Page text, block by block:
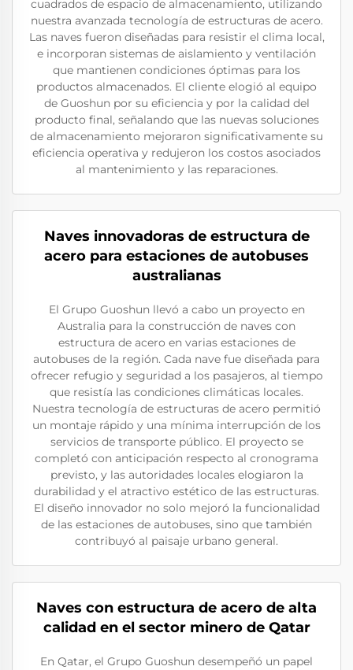
cuadrados de espacio de almacenamiento, utilizando
nuestra avanzada tecnología de estructuras de acero.
Las naves fueron diseñadas para resistir el clima local,
e incorporan sistemas de aislamiento y ventilación
que mantienen condiciones óptimas para los
productos almacenados. El cliente elogió al equipo
de Guoshun por su eficiencia y por la calidad del
producto final, señalando que las nuevas soluciones
de almacenamiento mejoraron significativamente su
eficiencia operativa y redujeron los costos asociados
al mantenimiento y las reparaciones.
Naves innovadoras de estructura de
acero para estaciones de autobuses
australianas
El Grupo Guoshun llevó a cabo un proyecto en
Australia para la construcción de naves con
estructura de acero en varias estaciones de
autobuses de la región. Cada nave fue diseñada para
ofrecer refugio y seguridad a los pasajeros, al tiempo
que resistía las condiciones climáticas locales.
Nuestra tecnología de estructuras de acero permitió
un montaje rápido y una mínima interrupción de los
servicios de transporte público. El proyecto se
completó con anticipación respecto al cronograma
previsto, y las autoridades locales elogiaron la
durabilidad y el atractivo estético de las estructuras.
El diseño innovador no solo mejoró la funcionalidad
de las estaciones de autobuses, sino que también
contribuyó al paisaje urbano general.
Naves con estructura de acero de alta
calidad en el sector minero de Qatar
En Qatar, el Grupo Guoshun desempeñó un papel